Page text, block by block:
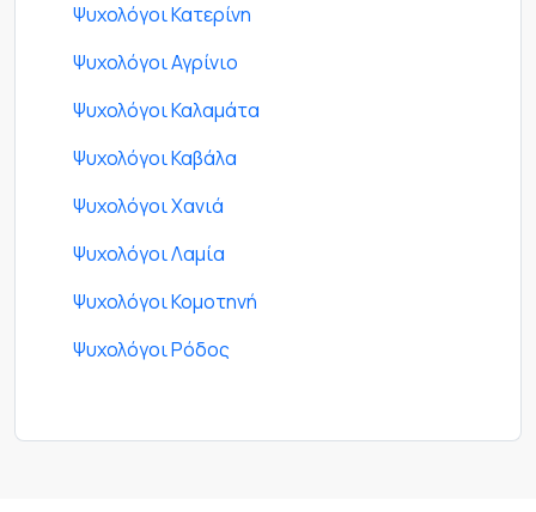
Ψυχολόγοι Κατερίνη
Ψυχολόγοι Αγρίνιο
Ψυχολόγοι Καλαμάτα
Ψυχολόγοι Καβάλα
Ψυχολόγοι Χανιά
Ψυχολόγοι Λαμία
Ψυχολόγοι Κομοτηνή
Ψυχολόγοι Ρόδος